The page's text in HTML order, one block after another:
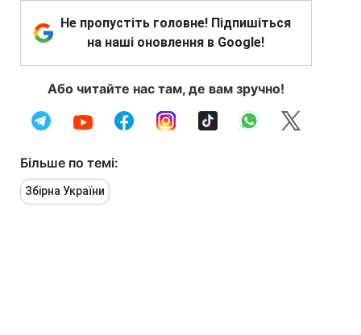
Не пропустіть головне! Підпишіться
на наші оновлення в Google!
Або читайте нас там, де вам зручно!
Більше по темі:
Збірна України